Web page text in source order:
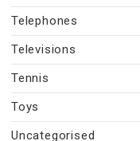
Telephones
Televisions
Tennis
Toys
Uncategorised